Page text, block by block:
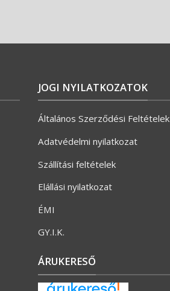
JOGI NYILATKOZATOK
Általános Szerződési Feltételek
Adatvédelmi nyilatkozat
Szállítási feltételek
Elállási nyilatkozat
ÉMI
GY.I.K.
ÁRUKERESŐ